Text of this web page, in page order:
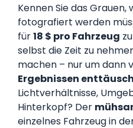
Kennen Sie das Grauen,
fotografiert werden
für18 $ pro Fahrzeug
selbst die Zeit zu
machen – nur um dann
Ergebnissen
Lichtverhältnisse,
Hinterkopf? Der
einzelnes Fahrzeug in